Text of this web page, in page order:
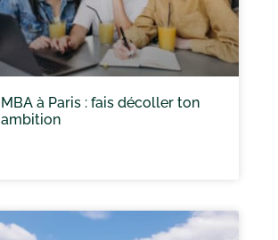
MBA à Paris : fais décoller ton
ambition